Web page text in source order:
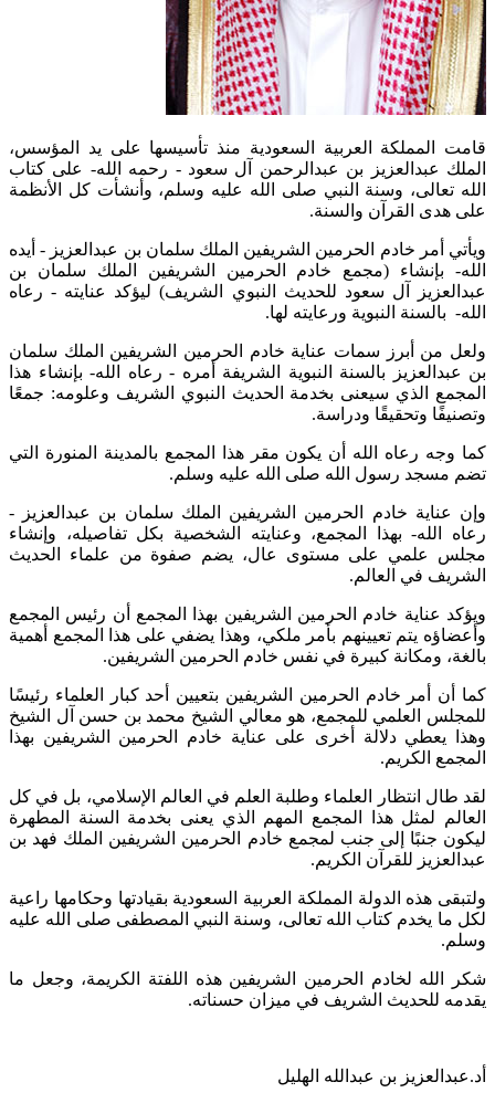
قامت المملكة العربية السعودية منذ تأسيسها على يد المؤسس،
الملك عبدالعزيز بن عبدالرحمن آل سعود - رحمه الله- على كتاب
الله تعالى، وسنة النبي صلى الله عليه وسلم، وأنشأت كل الأنظمة
على هدى القرآن والسنة.
ويأتي أمر خادم الحرمين الشريفين الملك سلمان بن عبدالعزيز - أيده
الله- بإنشاء (مجمع خادم الحرمين الشريفين الملك سلمان بن
عبدالعزيز آل سعود للحديث النبوي الشريف) ليؤكد عنايته - رعاه
الله- بالسنة النبوية ورعايته لها.
ولعل من أبرز سمات عناية خادم الحرمين الشريفين الملك سلمان
بن عبدالعزيز بالسنة النبوية الشريفة أمره - رعاه الله- بإنشاء هذا
المجمع الذي سيعنى بخدمة الحديث النبوي الشريف وعلومه: جمعًا
وتصنيفًا وتحقيقًا ودراسة.
كما وجه رعاه الله أن يكون مقر هذا المجمع بالمدينة المنورة التي
تضم مسجد رسول الله صلى الله عليه وسلم.
وإن عناية خادم الحرمين الشريفين الملك سلمان بن عبدالعزيز -
رعاه الله- بهذا المجمع، وعنايته الشخصية بكل تفاصيله، وإنشاء
مجلس علمي على مستوى عال، يضم صفوة من علماء الحديث
الشريف في العالم.
ويؤكد عناية خادم الحرمين الشريفين بهذا المجمع أن رئيس المجمع
وأعضاؤه يتم تعيينهم بأمر ملكي، وهذا يضفي على هذا المجمع أهمية
بالغة، ومكانة كبيرة في نفس خادم الحرمين الشريفين.
كما أن أمر خادم الحرمين الشريفين بتعيين أحد كبار العلماء رئيسًا
للمجلس العلمي للمجمع، هو معالي الشيخ محمد بن حسن آل الشيخ
وهذا يعطي دلالة أخرى على عناية خادم الحرمين الشريفين بهذا
المجمع الكريم.
لقد طال انتظار العلماء وطلبة العلم في العالم الإسلامي، بل في كل
العالم لمثل هذا المجمع المهم الذي يعنى بخدمة السنة المطهرة
ليكون جنبًا إلى جنب لمجمع خادم الحرمين الشريفين الملك فهد بن
عبدالعزيز للقرآن الكريم.
ولتبقى هذه الدولة المملكة العربية السعودية بقيادتها وحكامها راعية
لكل ما يخدم كتاب الله تعالى، وسنة النبي المصطفى صلى الله عليه
وسلم.
شكر الله لخادم الحرمين الشريفين هذه اللفتة الكريمة، وجعل ما
يقدمه للحديث الشريف في ميزان حسناته.
أد.عبدالعزيز بن عبدالله الهليل